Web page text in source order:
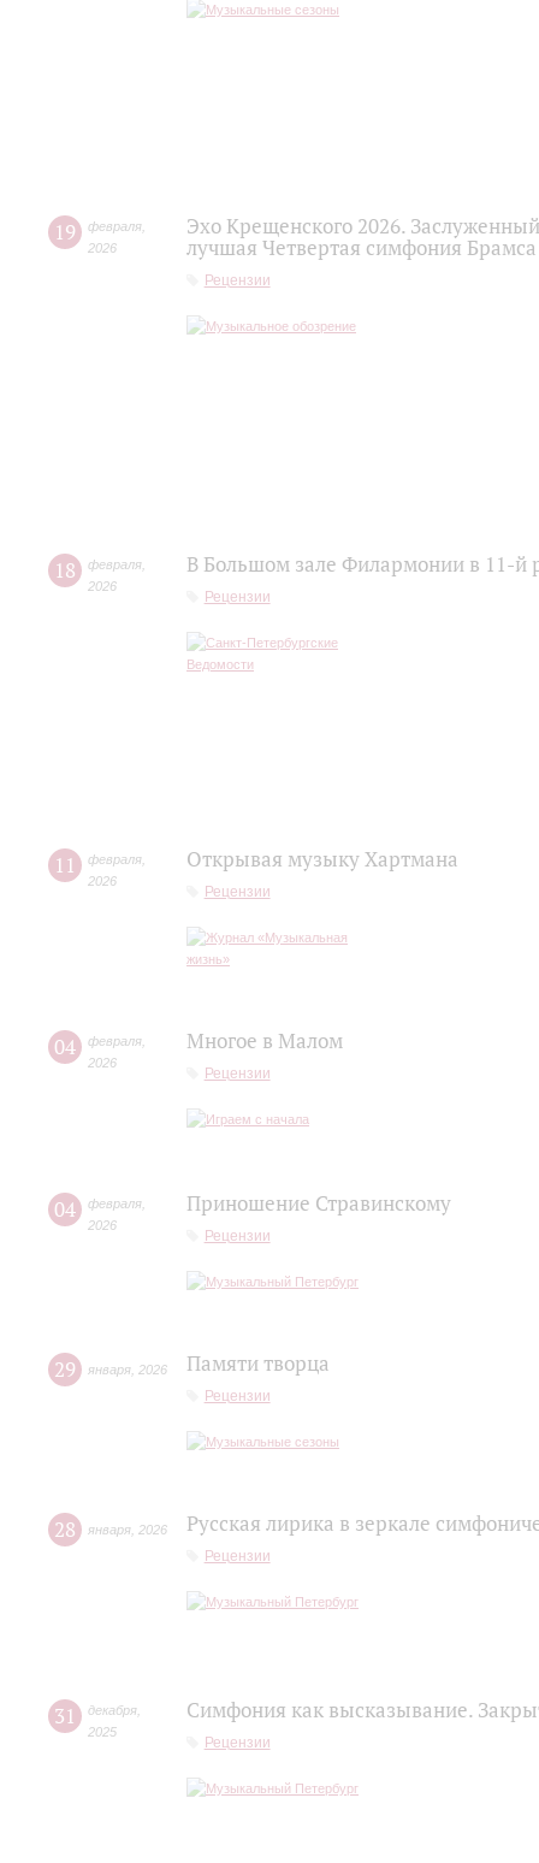
19 февраля
2026
Эхо Крещенского 2026.
лучшая Четвертая симфония Брамса
Рецензии
18 февраля
2026
В Большом зале Филармонии в 11-й
Рецензии
11 февраля
2026
Открывая музыку Хартмана
Рецензии
04 февраля
2026
Многое в Малом
Рецензии
04 февраля
2026
Приношение Стравинскому
Рецензии
29 января 2026 Памяти творца
Рецензии
28 января 2026 Русская лирика в зеркале
Рецензии
31 декабря
2025
Симфония как высказывание.
Рецензии